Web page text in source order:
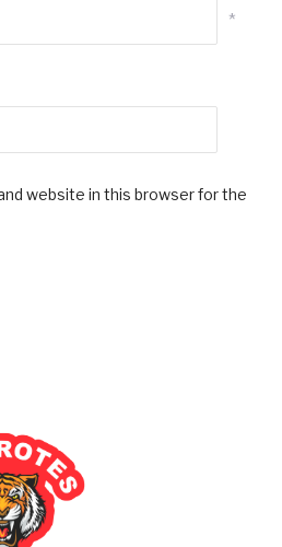
*
website in this browser for the